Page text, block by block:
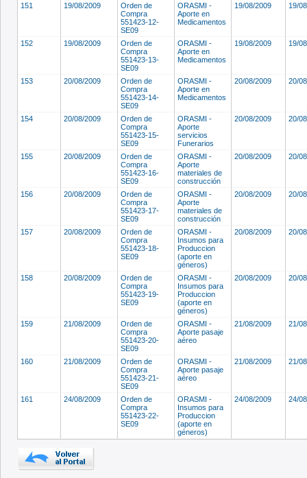
151 19/08/2009
Orden de
Compra
551423-12-
SE09
ORASMI -
Aporte en
Medicamentos
19/08/2009 19/
152 19/08/2009
Orden de
Compra
551423-13-
SE09
ORASMI -
Aporte en
Medicamentos
19/08/2009 19/
153 20/08/2009
Orden de
Compra
551423-14-
SE09
ORASMI -
Aporte en
Medicamentos
20/08/2009 20/
154 20/08/2009
Orden de
Compra
551423-15-
SE09
ORASMI -
Aporte
servicios
Funerarios
20/08/2009 20/
155 20/08/2009
Orden de
Compra
551423-16-
SE09
ORASMI -
Aporte
materiales de
construcción
20/08/2009 20/
156 20/08/2009
Orden de
Compra
551423-17-
SE09
ORASMI -
Aporte
materiales de
construcción
20/08/2009 20/
157 20/08/2009
Orden de
Compra
551423-18-
SE09
ORASMI -
Insumos para
Produccion
(aporte en
géneros)
20/08/2009 20/
158 20/08/2009
Orden de
Compra
551423-19-
SE09
ORASMI -
Insumos para
Produccion
(aporte en
géneros)
20/08/2009 20/
159 21/08/2009
Orden de
Compra
551423-20-
SE09
ORASMI -
Aporte pasaje
aéreo
21/08/2009 21/
160 21/08/2009
Orden de
Compra
551423-21-
SE09
ORASMI -
Aporte pasaje
aéreo
21/08/2009 21/
161 24/08/2009
Orden de
Compra
551423-22-
SE09
ORASMI -
Insumos para
Produccion
(aporte en
géneros)
24/08/2009 24/